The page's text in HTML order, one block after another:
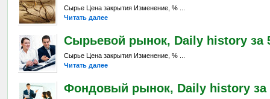
Сырье Цена закрытия Изменение, % ...
Читать далее
Сырьевой рынок, Daily history за
Сырье Цена закрытия Изменение, % ...
Читать далее
Фондовый рынок, Daily history за